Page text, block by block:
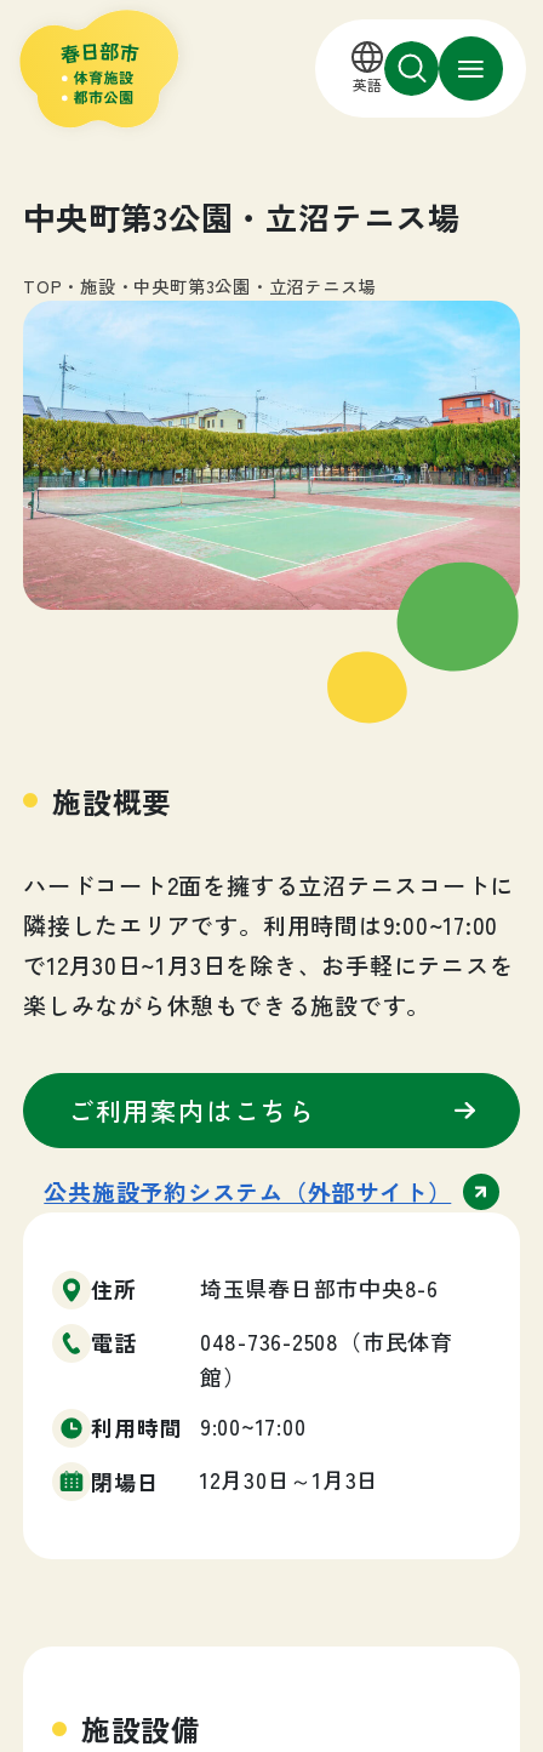
英語
中央町第3公園・立沼テニス場
TOP ・施設 ・ 中央町第3公園・立沼テニス場
施設概要
ハードコート2面を擁する立沼テニスコートに
隣接したエリアです。利用時間は9:00~17:00
で12月30日~1月3日を除き、お手軽にテニスを
楽しみながら休憩もできる施設です。
ご利用案内はこちら
公共施設予約システム（外部サイト）
住所
埼玉県春日部市中央8-6
電話
048-736-2508（市民体育
館）
利用時間
9:00~17:00
閉場日
12月30日～1月3日
施設設備